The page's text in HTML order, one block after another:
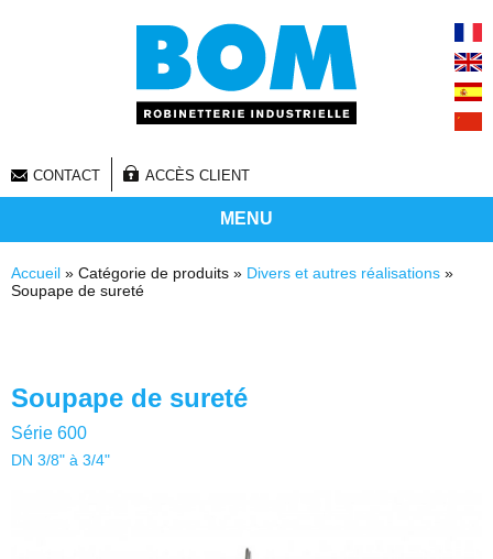
CONTACT ACCÈS CLIENT
MENU
Vous êtes ici
Accueil » Catégorie de produits » Divers et autres réalisations »
Soupape de sureté
Soupape de sureté
Série 600
DN 3/8" à 3/4"